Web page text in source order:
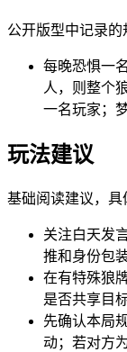
公开版型中记录的
每晚恐惧一
人，则整个
一名玩家；
玩法建议
基础阅读建议，具
关注白天发
推和身份包装
在有特殊狼
是否共享目
先确认本局
动；若对方